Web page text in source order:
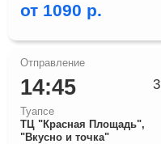
от 1090 р.
14:45
Туапсе
ТЦ "Красная Площадь",
"Вкусно и точка"
3